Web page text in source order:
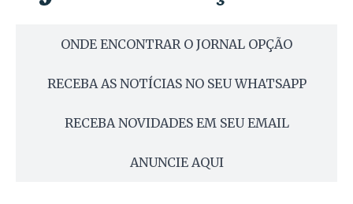
ONDE ENCONTRAR O JORNAL OPÇÃO
RECEBA AS NOTÍCIAS NO SEU WHATSAPP
RECEBA NOVIDADES EM SEU EMAIL
ANUNCIE AQUI